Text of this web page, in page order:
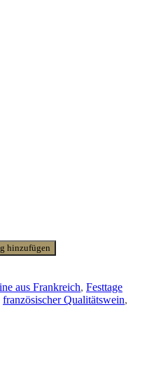
hinzufügen
aus Frankreich, Festtage
französischer Qualitätswein,